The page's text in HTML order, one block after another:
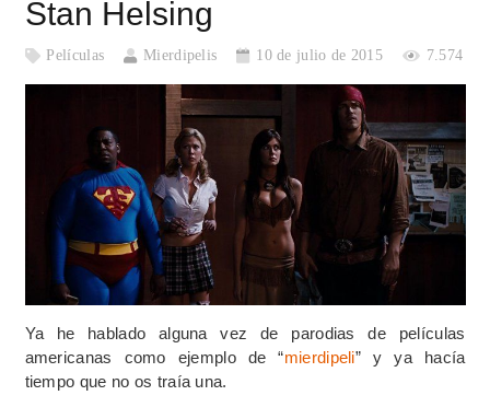
Stan Helsing
Películas Mierdipelis 10 de julio de 2015 7.574
Ya he hablado alguna vez de parodias de películas
americanas como ejemplo de “mierdipeli” y ya hacía
tiempo que no os traía una.